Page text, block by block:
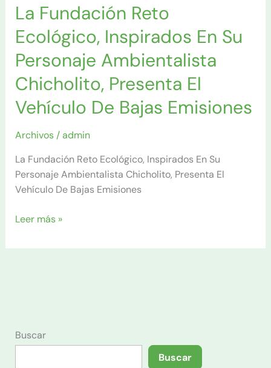
La Fundación Reto
Ecológico, Inspirados En Su
Personaje Ambientalista
Chicholito, Presenta El
Vehículo De Bajas Emisiones
Archivos/admin
La Fundación Reto Ecológico, Inspirados En Su
Personaje Ambientalista Chicholito, Presenta El
Vehículo De Bajas Emisiones
La
Fundación
Reto
Ecológico,
Inspirados
En
Su
Personaje
Ambientalista
Chicholito,
Presenta
El
Vehículo
Bajas
Leer más »
Buscar
Buscar